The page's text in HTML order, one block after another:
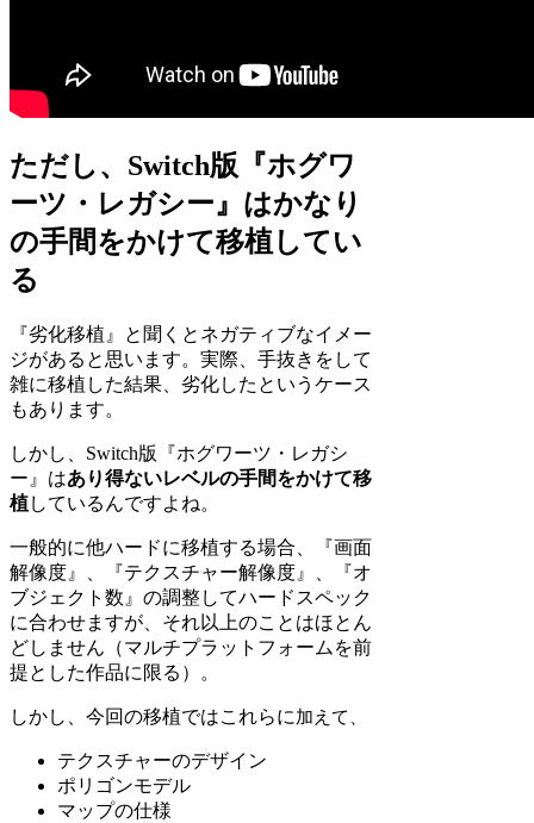
ただし、Switch版『ホグワ
ーツ・レガシー』はかなり
の手間をかけて移植してい
る
『劣化移植』と聞くとネガティブなイメー
ジがあると思います。実際、手抜きをして
雑に移植した結果、劣化したというケース
もあります。
しかし、Switch版『ホグワーツ・レガシ
ー』はあり得ないレベルの手間をかけて移
植しているんですよね。
一般的に他ハードに移植する場合、『画面
解像度』、『テクスチャー解像度』、『オ
ブジェクト数』の調整してハードスペック
に合わせますが、それ以上のことはほとん
どしません（マルチプラットフォームを前
提とした作品に限る）。
しかし、今回の移植ではこれらに加えて、
テクスチャーのデザイン
ポリゴンモデル
マップの仕様